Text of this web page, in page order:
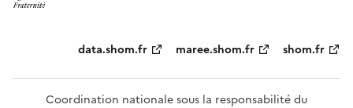
Partenaires
data.shom.fr maree.shom.fr shom.fr
Coordination nationale sous la responsabilité du